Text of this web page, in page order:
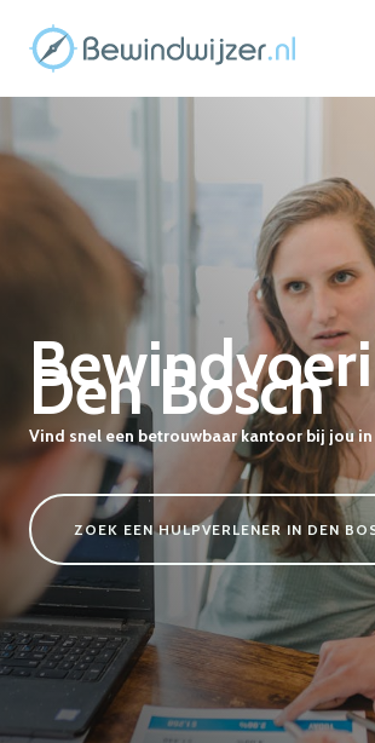
inhoud
Den Bosch
Vind snel een betrouwbaar kantoor bij jou
ZOEK EEN HULPVERLENER IN DEN